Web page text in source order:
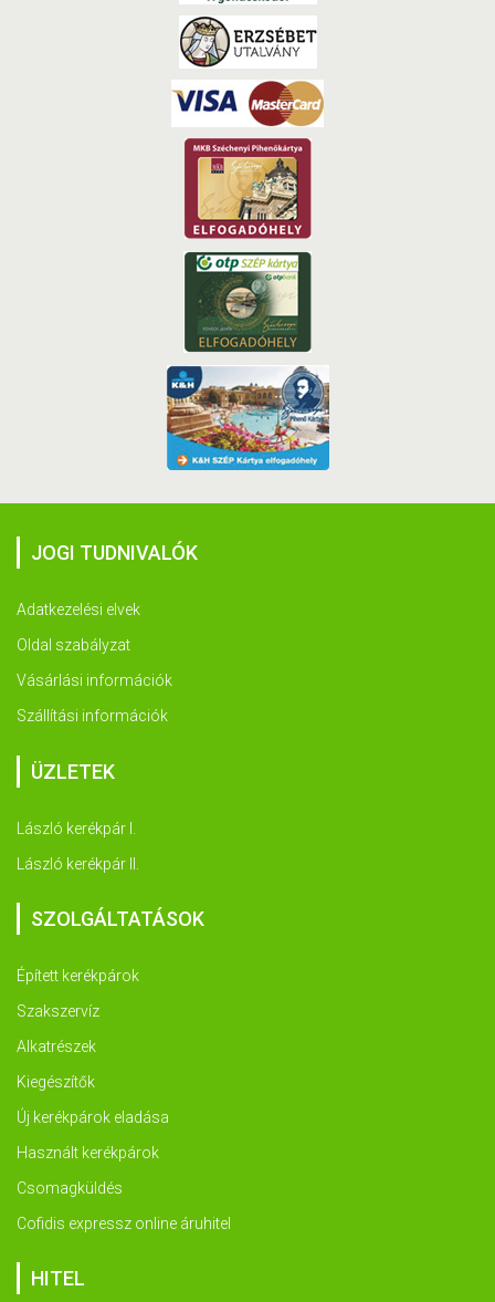
JOGI TUDNIVALÓK
Adatkezelési elvek
Oldal szabályzat
Vásárlási információk
Szállítási információk
ÜZLETEK
László kerékpár I.
László kerékpár II.
SZOLGÁLTATÁSOK
Épített kerékpárok
Szakszervíz
Alkatrészek
Kiegészítők
Új kerékpárok eladása
Használt kerékpárok
Csomagküldés
Cofidis expressz online áruhitel
HITEL